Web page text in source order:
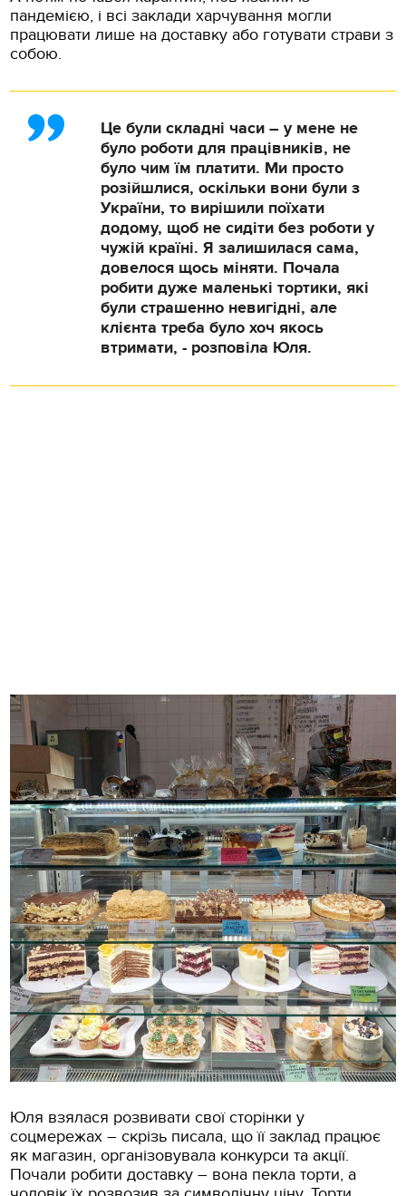
пандемією, і всі заклади харчування могли
працювати лише на доставку або готувати страви з
собою.
Це були складні часи – у мене не
було роботи для працівників, не
було чим їм платити. Ми просто
розійшлися, оскільки вони були з
України, то вирішили поїхати
додому, щоб не сидіти без роботи у
чужій країні. Я залишилася сама,
довелося щось міняти. Почала
робити дуже маленькі тортики, які
були страшенно невигідні, але
клієнта треба було хоч якось
втримати, - розповіла Юля.
Юля взялася розвивати свої сторінки у
соцмережах – скрізь писала, що її заклад працює
як магазин, організовувала конкурси та акції.
Почали робити доставку – вона пекла торти, а